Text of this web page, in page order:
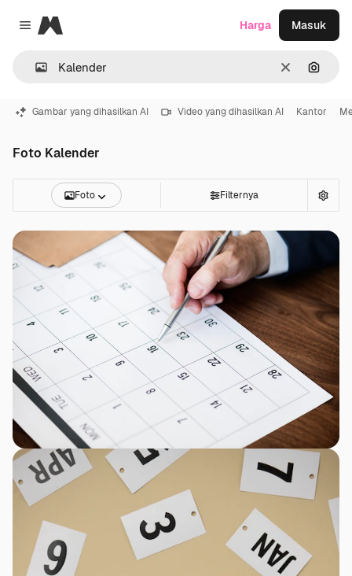
Close menu
Magnific
Jernih
Harga Masuk
Gambar yang dihasilkan AI Video yang dihasilkan AI Kantor
Foto Kalender
Foto Filternya